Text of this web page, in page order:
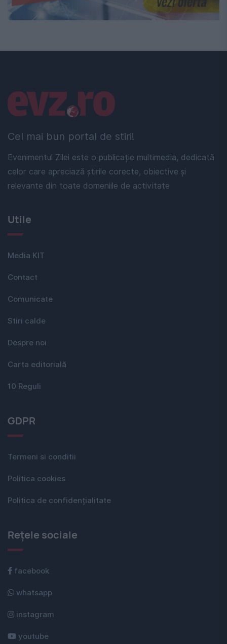
Cel mai bun portal de stiri!
Evenimentul Zilei este o publicație multimedia, dedicată
celor care apreciază știrile corecte, obiective și
relevante din toate domeniile de activitate
Linkuri utile
Utile
Media KIT
Contact
Comunicate
Stiri calde
Despre noi
Carta editorială
10 Reguli
GDPR
Termeni si conditii
Politica cookies
Politica de confidențialitate
Rețele sociale
facebook
whatsapp
instagram
youtube